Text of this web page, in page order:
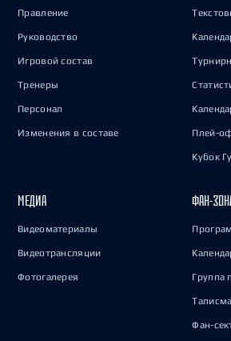
Правление
Руководство
Игровой состав
Тренеры
Персонал
Изменения в составе Плей-
Кубок
МЕДИА
Видеоматериалы
Видеотрансляции
Фотогалерея
ФАН-
Группа
Фан-